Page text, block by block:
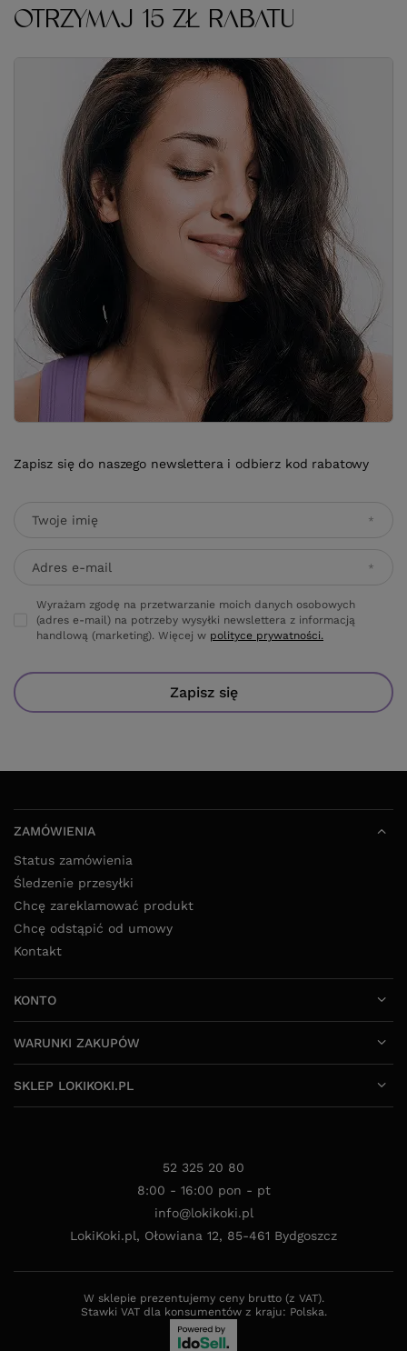
OTRZYMAJ 15 ZŁ RABATU
Zapisz się do naszego newslettera i odbierz kod rabatowy
Twoje imię
Adres e-mail
Wyrażam zgodę na przetwarzanie moich danych osobowych
(adres e-mail) na potrzeby wysyłki newslettera z informacją
handlową (marketing). Więcej w polityce prywatności.
Zapisz się
ZAMÓWIENIA
Status zamówienia
Śledzenie przesyłki
Chcę zareklamować produkt
Chcę odstąpić od umowy
Kontakt
KONTO
WARUNKI ZAKUPÓW
SKLEP LOKIKOKI.PL
52 325 20 80
8:00 - 16:00 pon - pt
info@lokikoki.pl
LokiKoki.pl, Ołowiana 12, 85-461 Bydgoszcz
W sklepie prezentujemy ceny brutto (z VAT).
Stawki VAT dla konsumentów z kraju: Polska.